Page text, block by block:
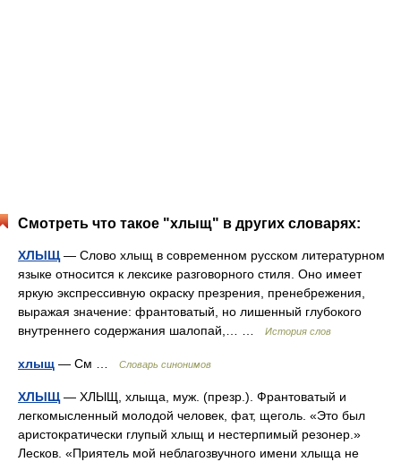
Смотреть что такое "хлыщ" в других словарях:
ХЛЫЩ— Слово хлыщ в современном русском литературном
языке относится к лексике разговорного стиля. Оно имеет
яркую экспрессивную окраску презрения, пренебрежения,
выражая значение: франтоватый, но лишенный глубокого
внутреннего содержания шалопай,… …
История слов
хлыщ — См … Словарь синонимов
ХЛЫЩ— ХЛЫЩ, хлыща, муж. (презр.). Франтоватый и
легкомысленный молодой человек, фат, щеголь. «Это был
аристократически глупый хлыщ и нестерпимый резонер.»
Лесков. «Приятель мой неблагозвучного имени хлыща не